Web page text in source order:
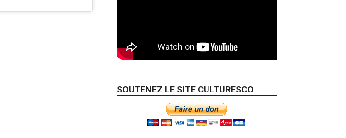
SOUTENEZ LE SITE CULTURESCO